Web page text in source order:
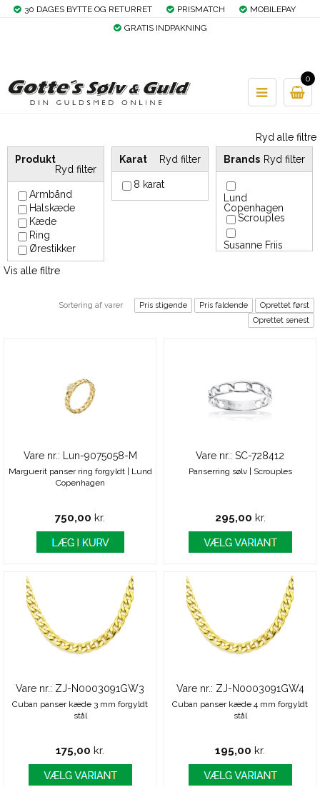
30 DAGES BYTTE OG RETURRET PRISMATCH
MOBILEPAY
GRATIS INDPAKNING
0
Ryd alle filtre
Produkt
Ryd filter
Armbånd
Halskæde
Kæde
Ring
Ørestikker
Karat Ryd filter
8 karat
Brands Ryd filter
Lund
Copenhagen
Scrouples
Susanne Friis
Bjørner
Vis alle filtre
Sortering af varer Pris stigende Pris faldende
Oprettet først
Oprettet senest
Vare nr.: Lun-9075058-M
Marguerit panser ring forgyldt | Lund
Copenhagen
750,00 kr.
Vare nr.: SC-728412
Panserring sølv | Scrouples
295,00 kr.
Vare nr.: ZJ-N0003091GW3
Cuban panser kæde 3 mm forgyldt
stål
175,00 kr.
Vare nr.: ZJ-N0003091GW4
Cuban panser kæde 4 mm forgyldt
stål
195,00 kr.